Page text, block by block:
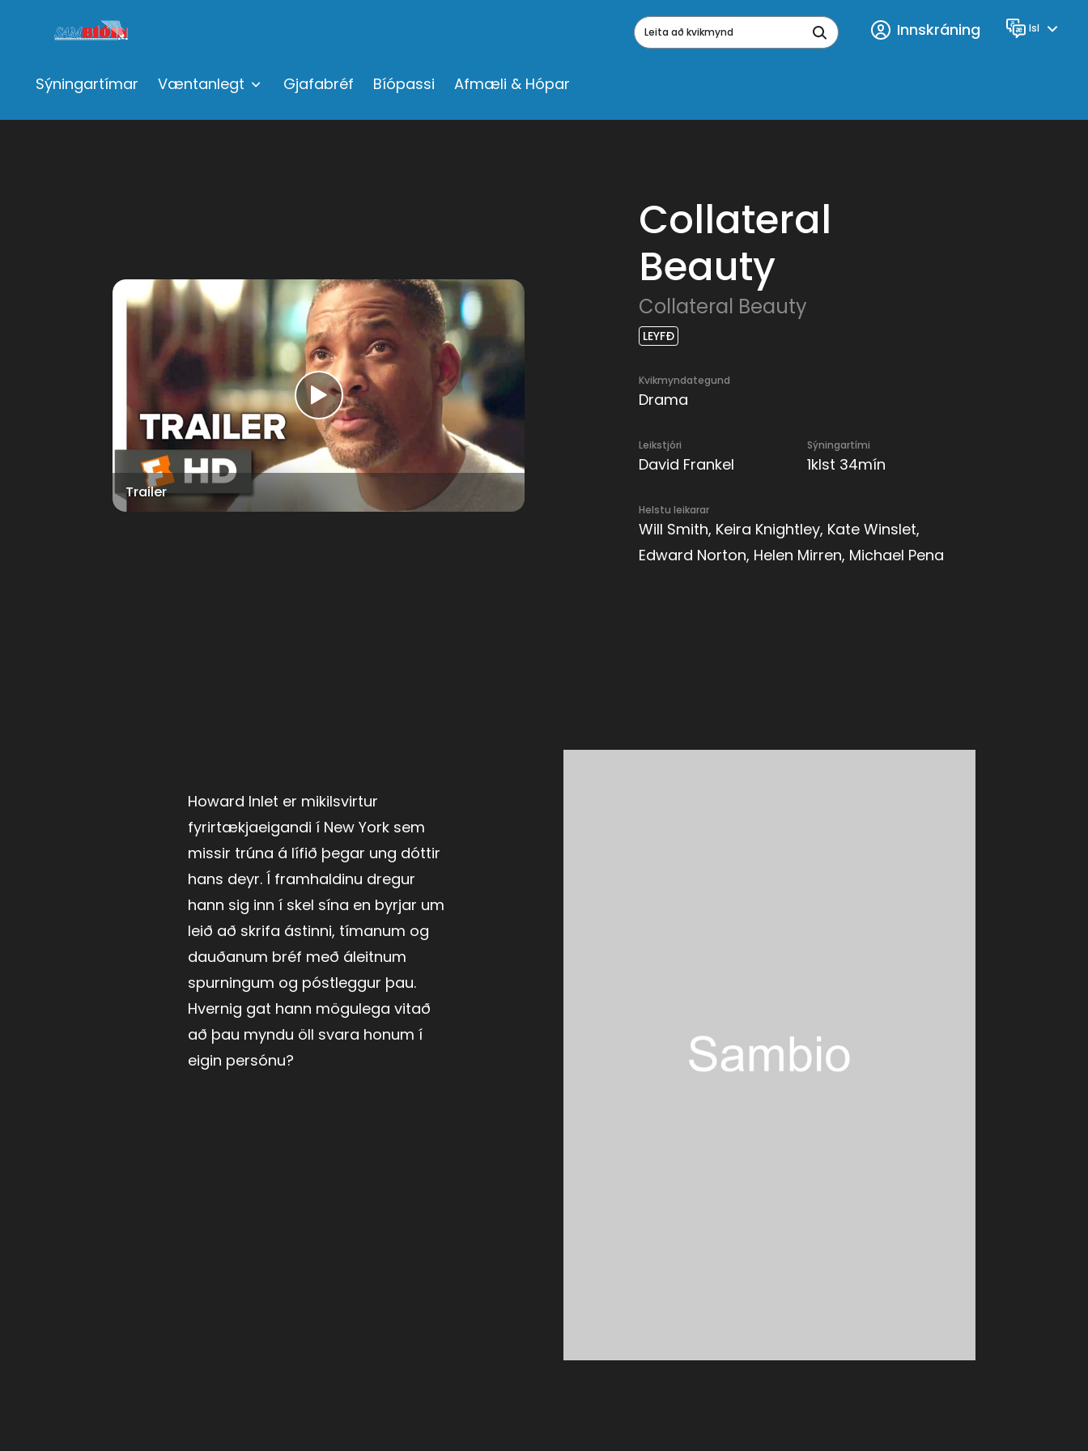
Sýningartímar Væntanlegt Gjafabréf Bíópassi Afmæli & Hópar
Leita að kvikmynd
Innskráning Tungumál
Isl
Collateral
Beauty
Collateral Beauty
LEYFÐ
Kvikmyndategund
Drama
Leikstjóri
David Frankel
Sýningartími
1klst 34mín
Helstu leikarar
Will Smith, Keira Knightley, Kate Winslet,
Edward Norton, Helen Mirren, Michael Pena
Trailer
Howard Inlet er mikilsvirtur
fyrirtækjaeigandi í New York sem
missir trúna á lífið þegar ung dóttir
hans deyr. Í framhaldinu dregur
hann sig inn í skel sína en byrjar um
leið að skrifa ástinni, tímanum og
dauðanum bréf með áleitnum
spurningum og póstleggur þau.
Hvernig gat hann mögulega vitað
að þau myndu öll svara honum í
eigin persónu?